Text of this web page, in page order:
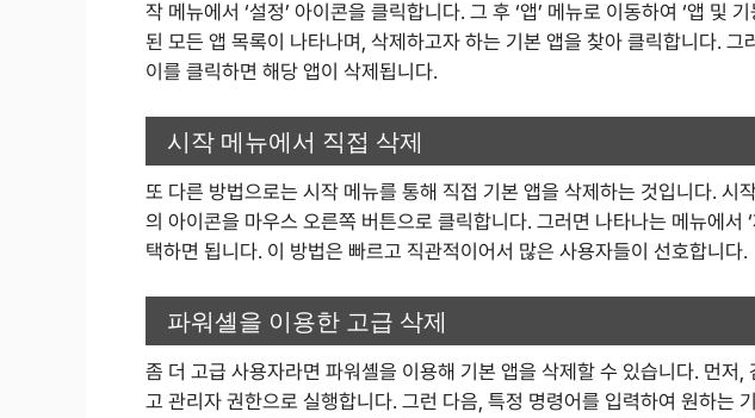
작 메뉴에서 ‘설정’ 아이콘을 클릭합니다. 그 후 ‘앱’ 메뉴로 이동하여 ‘앱 및
된 모든 앱 목록이 나타나며, 삭제하고자 하는 기본 앱을 찾아 클릭합니다. 그
이를 클릭하면 해당 앱이 삭제됩니다.
시작 메뉴에서 직접 삭제
또 다른 방법으로는 시작 메뉴를 통해 직접 기본 앱을 삭제하는 것입니다. 시
의 아이콘을 마우스 오른쪽 버튼으로 클릭합니다. 그러면 나타나는 메뉴에서 ‘
택하면 됩니다. 이 방법은 빠르고 직관적이어서 많은 사용자들이 선호합니다.
파워셸을 이용한 고급 삭제
좀 더 고급 사용자라면 파워셸을 이용해 기본 앱을 삭제할 수 있습니다. 먼저,
고 관리자 권한으로 실행합니다. 그런 다음, 특정 명령어를 입력하여 원하는